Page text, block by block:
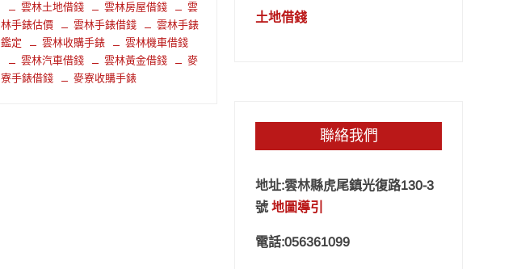
雲林土地借錢
雲林房屋借錢
雲
林手錶估價
雲林手錶借錢
雲林手錶
鑑定
雲林收購手錶
雲林機車借錢
雲林汽車借錢
雲林黃金借錢
麥
寮手錶借錢
麥寮收購手錶
土地借錢
聯絡我們
地址:雲林縣虎尾鎮光復路130-3
號地圖導引
電話:056361099